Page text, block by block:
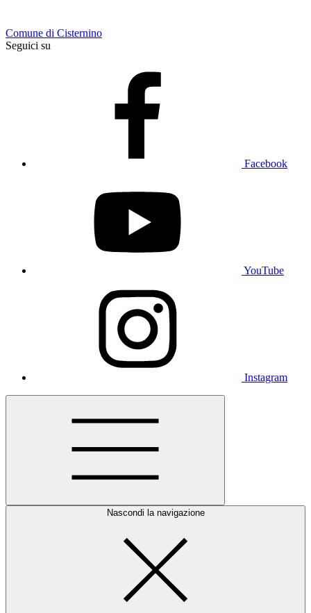
Comune di Cisternino
Seguici su
Facebook
YouTube
Instagram
Nascondi la navigazione